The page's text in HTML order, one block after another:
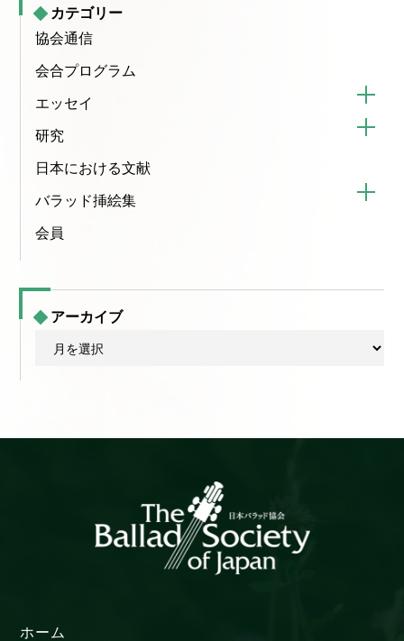
カテゴリー
協会通信
会合プログラム
エッセイ
研究
日本における文献
バラッド挿絵集
会員
アーカイブ
ブ
ホーム